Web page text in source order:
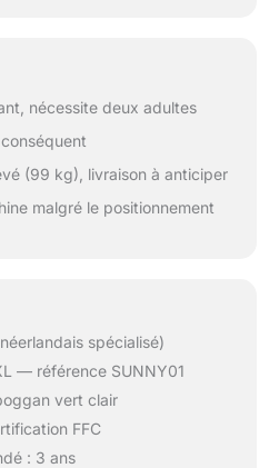
nécessite deux adultes
(99 kg), livraison à anticiper
malgré le positionnement
spécialisé)
— référence SUNNY01
vert clair
FFC
: 3 ans